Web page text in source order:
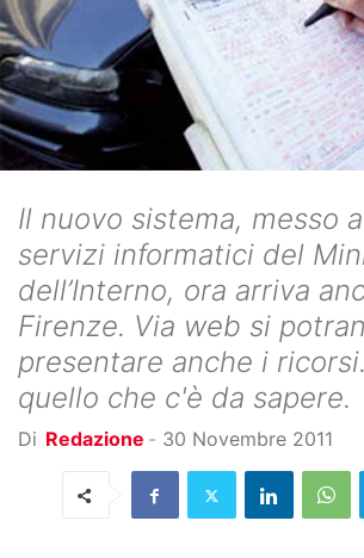
Il nuovo sistema, messo
servizi informatici del
dell’Interno, ora arriva
Firenze. Via web si
presentare anche i
quello che c'è da sapere.
Di Redazione - 30 Novembre 2011